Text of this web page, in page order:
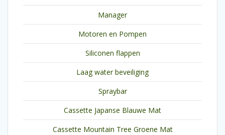
Manager
Motoren en Pompen
Siliconen flappen
Laag water beveiliging
Spraybar
Cassette Japanse Blauwe Mat
Cassette Mountain Tree Groene Mat